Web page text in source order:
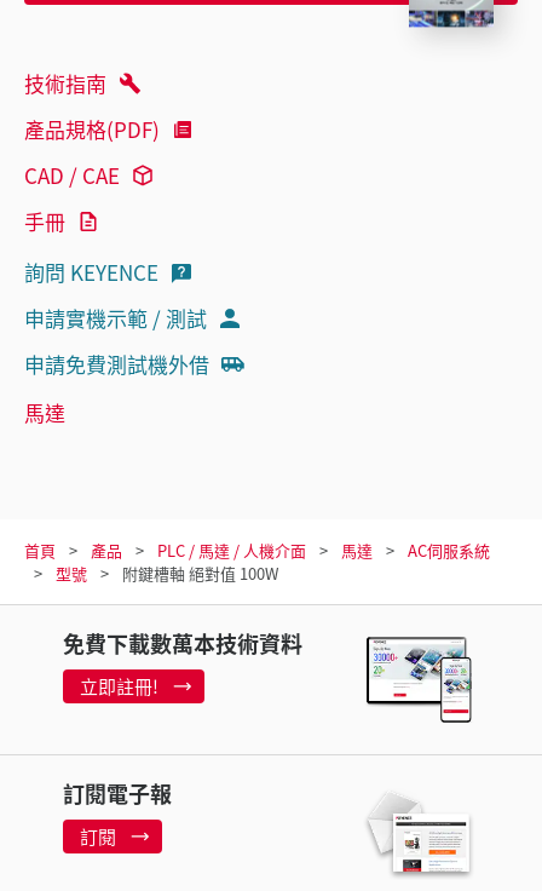
技術指南
產品規格(PDF)
CAD / CAE
手冊
詢問 KEYENCE
申請實機示範 / 測試
申請免費測試機外借
馬達
首頁 產品 PLC / 馬達 / 人機介面 馬達
AC伺服系統
型號
附鍵槽軸 絕對值 100W
免費下載數萬本技術資料
立即註冊!
訂閱電子報
訂閱